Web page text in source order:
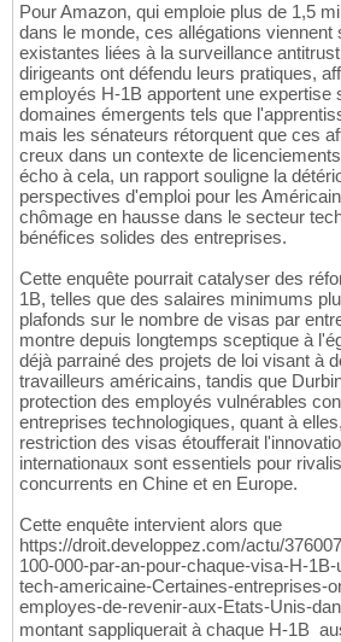
Pour Amazon, qui emploie plus de 1,5
dans le monde, ces allégations viennent
existantes liées à la surveillance
dirigeants ont défendu leurs pratiques,
employés H-1B apportent une expertise
domaines émergents tels que
mais les sénateurs rétorquent que ces
creux dans un contexte de
écho à cela, un rapport souligne la
perspectives d'emploi pour les
chômage en hausse dans le secteur
bénéfices solides des entreprises.
Cette enquête pourrait catalyser des
1B, telles que des salaires minimums
plafonds sur le nombre de visas par
montre depuis longtemps sceptique à
déjà parrainé des projets de loi visant à
travailleurs américains, tandis que
protection des employés vulnérables
entreprises technologiques, quant à
restriction des visas étoufferait
internationaux sont essentiels pour
concurrents en Chine et en Europe.
Cette enquête intervient alors que
https://droit.developpez.com/actu/
100-000-par-an-pour-chaque-visa-H-
tech-americaine-Certaines-entreprises-
employes-de-revenir-aux-Etats-Unis-
montant sappliquerait à chaque H-1B 